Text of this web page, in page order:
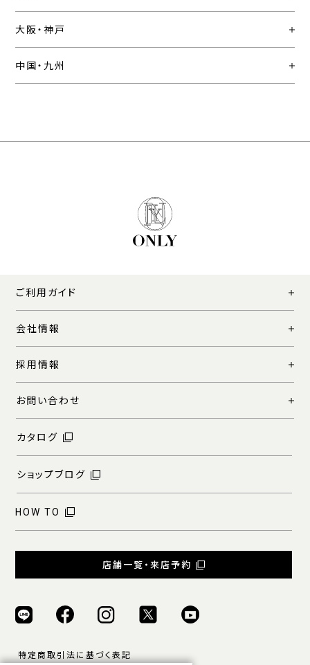
大阪・神戸
中国・九州
ご利用ガイド
会社情報
採用情報
お問い合わせ
カタログ
ショップブログ
HOW TO
店舗一覧・来店予約
特定商取引法に基づく表記